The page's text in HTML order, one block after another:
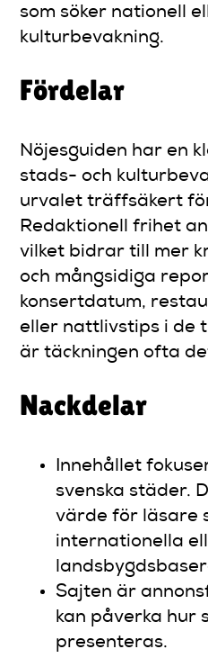
som söker nationell
kulturbevakning.
Fördelar
Nöjesguiden har en
stads- och
urvalet träffsäkert
Redaktionell frihet
vilket bidrar till mer
och mångsidiga
konsertdatum,
eller nattlivstips i de
är täckningen ofta
Nackdelar
Innehållet
svenska städer.
värde för läsare
internationella
Sajten är
kan påverka hur
presenteras.